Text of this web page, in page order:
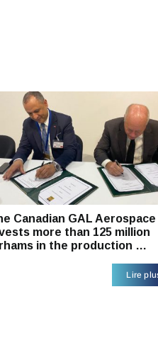
Canadian GAL Aerospace
more than 125 million
in the production …
Lire